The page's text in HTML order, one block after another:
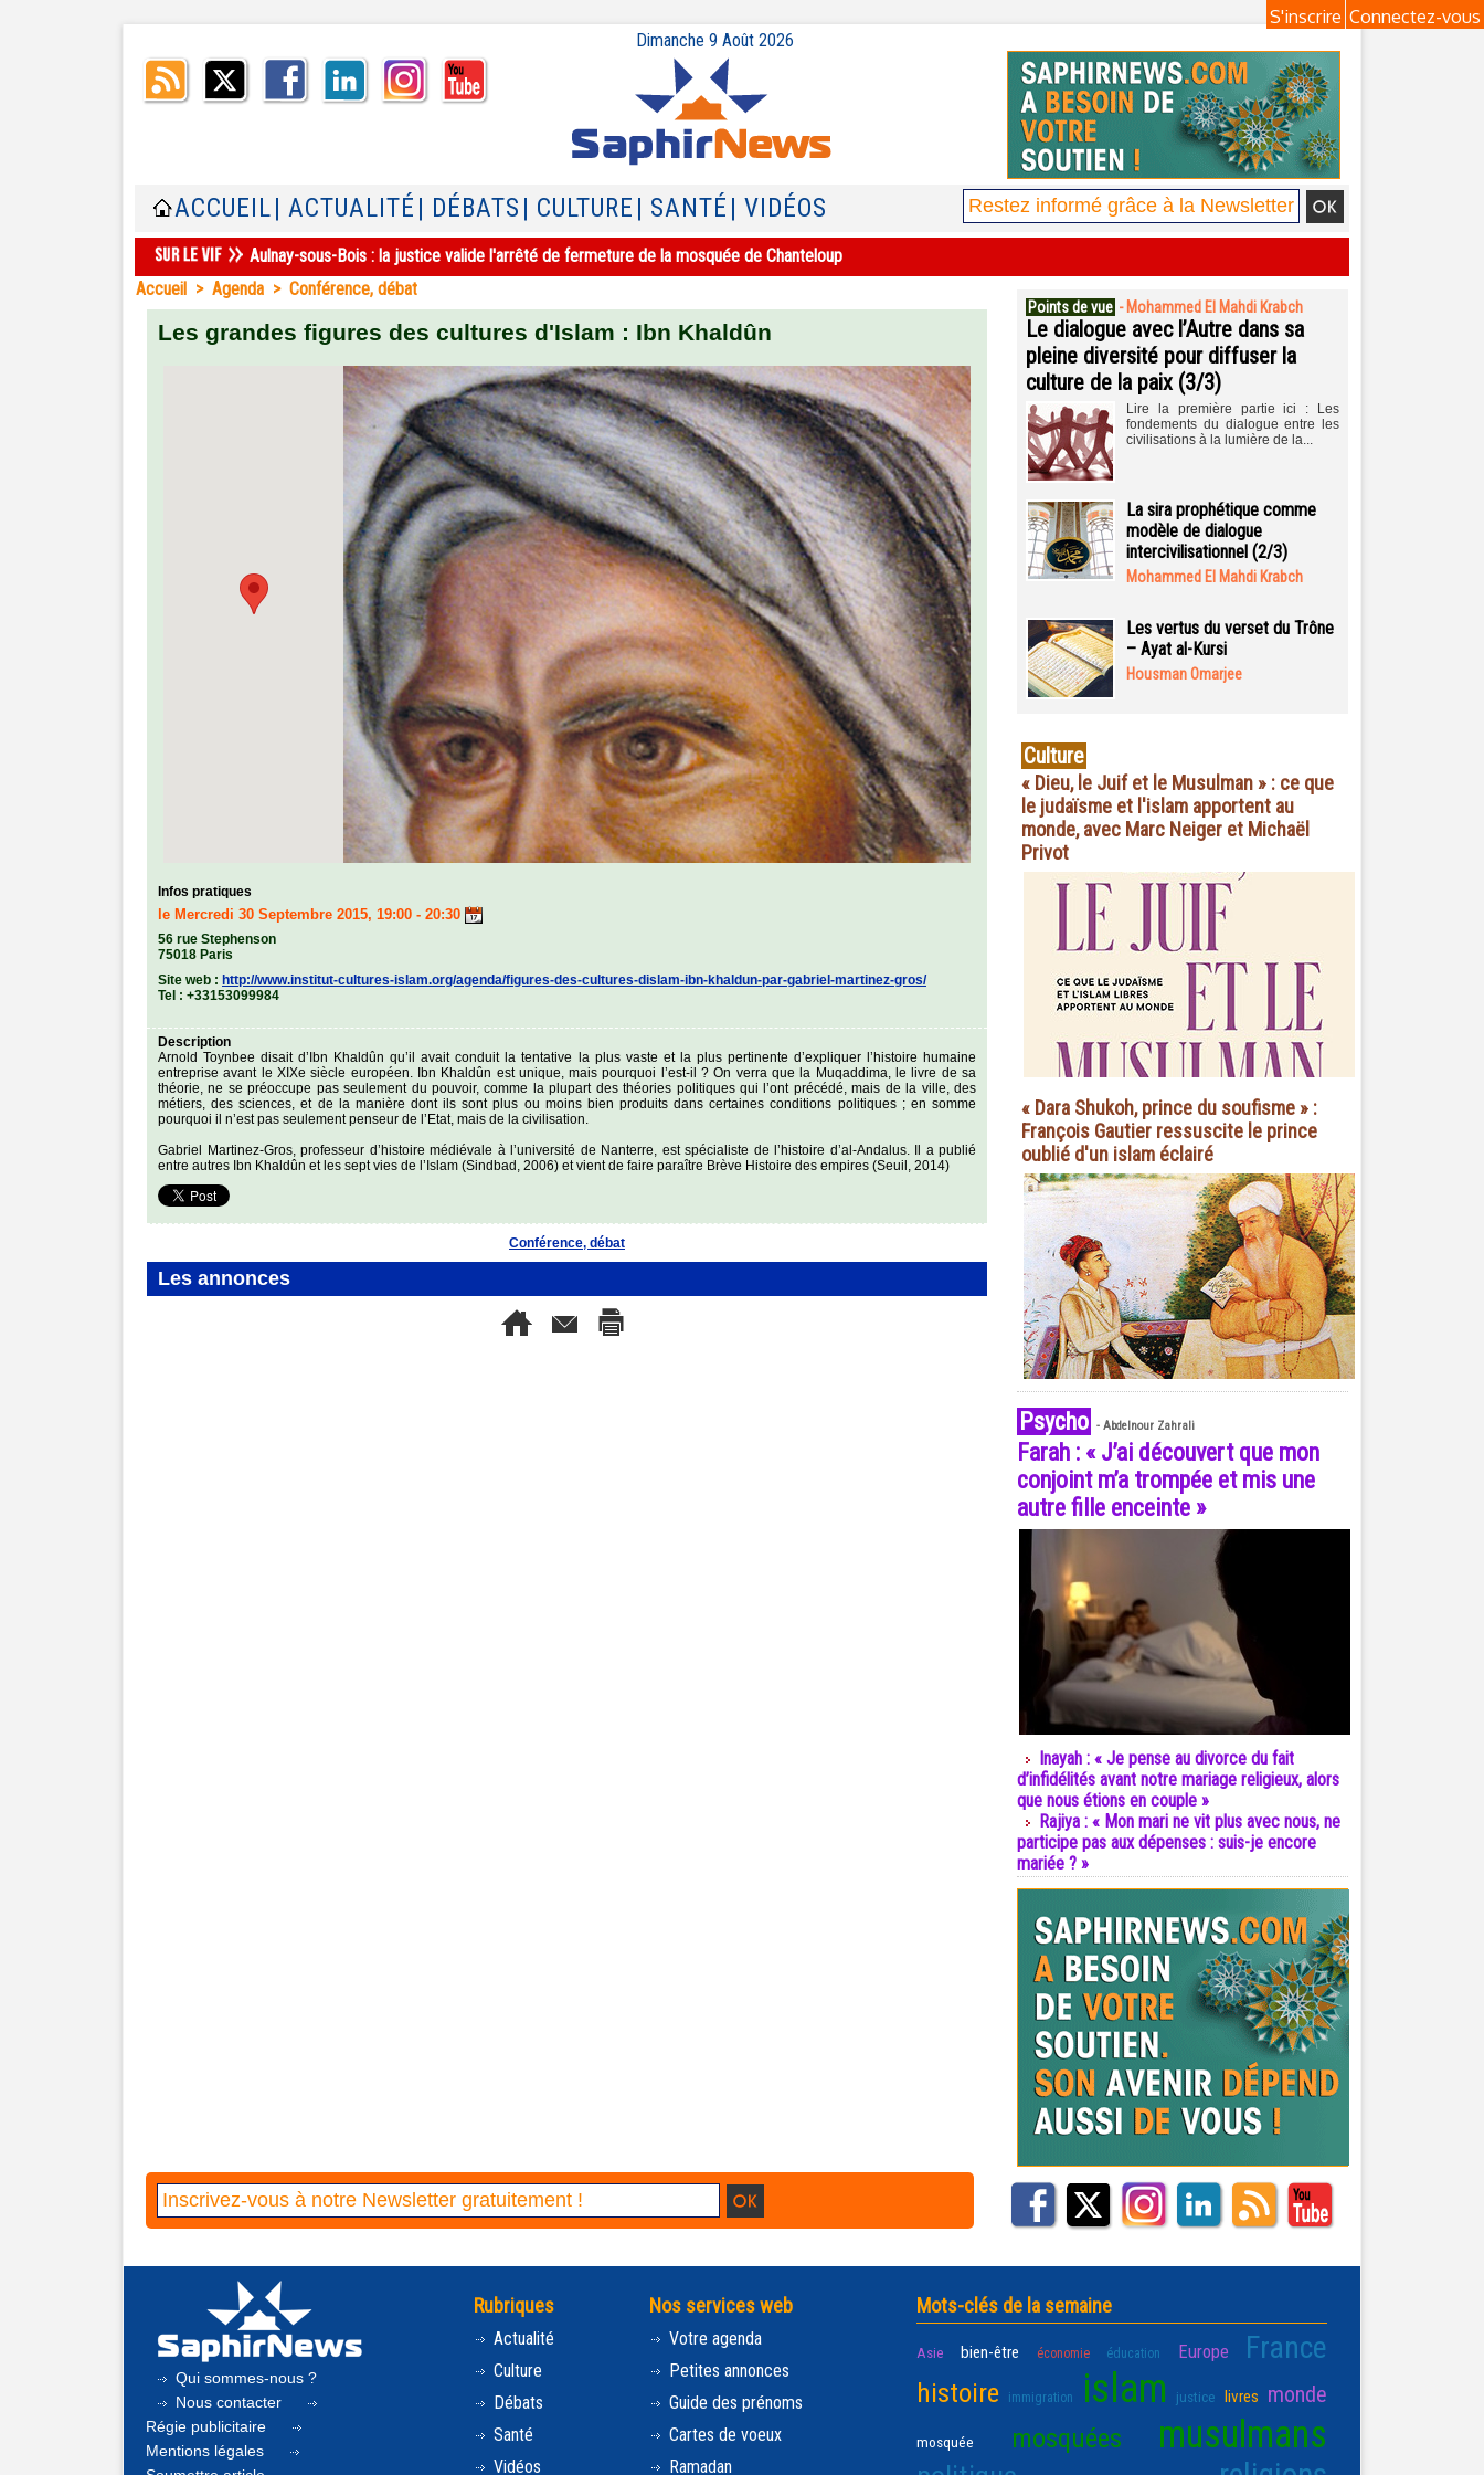
Connectez-vous
S'inscrire
Dimanche 9 Août 2026
ACCUEIL | ACTUALITÉ | DÉBATS | CULTURE | SANTÉ | VIDÉOS
Aulnay-sous-Bois : la justice valide l'arrêté de fermeture de la mosquée de Chanteloup
Accueil > Agenda > Conférence, débat
Les grandes figures des cultures d'Islam : Ibn Khaldûn
Infos pratiques
le Mercredi 30 Septembre 2015, 19:00 - 20:30
56 rue Stephenson
75018 Paris
Site web : http://www.institut-cultures-islam.org/agenda/figures-des-cultures-dislam-ibn-khaldun-par-gabriel-martinez-gros/
Tel : +33153099984
Description
Arnold Toynbee disait d’Ibn Khaldûn qu’il avait conduit la tentative la plus vaste et la plus pertinente d’expliquer l’histoire humaine
entreprise avant le XIXe siècle européen. Ibn Khaldûn est unique, mais pourquoi l’est-il ? On verra que la Muqaddima, le livre de sa
théorie, ne se préoccupe pas seulement du pouvoir, comme la plupart des théories politiques qui l’ont précédé, mais de la ville, des
métiers, des sciences, et de la manière dont ils sont plus ou moins bien produits dans certaines conditions politiques ; en somme
pourquoi il n’est pas seulement penseur de l’Etat, mais de la civilisation.
Gabriel Martinez-Gros, professeur d’histoire médiévale à l’université de Nanterre, est spécialiste de l’histoire d’al-Andalus. Il a publié
entre autres Ibn Khaldûn et les sept vies de l’Islam (Sindbad, 2006) et vient de faire paraître Brève Histoire des empires (Seuil, 2014)
Conférence, débat
Les annonces
Points de vue - Mohammed El Mahdi Krabch
Le dialogue avec l’Autre dans sa
pleine diversité pour diffuser la
culture de la paix (3/3)
Lire la première partie ici : Les
fondements du dialogue entre les
civilisations à la lumière de la...
La sira prophétique comme
modèle de dialogue
intercivilisationnel (2/3)
Mohammed El Mahdi Krabch
Les vertus du verset du Trône
– Ayat al-Kursi
Housman Omarjee
Culture
« Dieu, le Juif et le Musulman » : ce que
le judaïsme et l'islam apportent au
monde, avec Marc Neiger et Michaël
Privot
« Dara Shukoh, prince du soufisme » :
François Gautier ressuscite le prince
oublié d'un islam éclairé
Psycho - Abdelnour Zahrali
Farah : « J’ai découvert que mon
conjoint m’a trompée et mis une
autre fille enceinte »
Inayah : « Je pense au divorce du fait
d’infidélités avant notre mariage religieux, alors
que nous étions en couple »
Rajiya : « Mon mari ne vit plus avec nous, ne
participe pas aux dépenses : suis-je encore
mariée ? »
Qui sommes-nous ?
Nous contacter
Régie publicitaire
Mentions légales
Rubriques
Actualité
Culture
Débats
Santé
Vidéos
Nos services web
Votre agenda
Petites annonces
Guide des prénoms
Cartes de voeux
Ramadan
Mots-clés de la semaine
Asie bien-être économie éducation Europe France
histoire immigration islam justice livres monde
mosquée mosquées musulmans